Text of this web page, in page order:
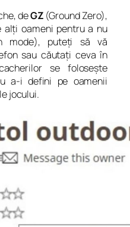
deGZ (Ground Zero),
oameni pentru a nu
mode), puteți să vă
sau căutați ceva în
se folosește
a-i defini pe oamenii
jocului.